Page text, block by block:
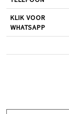
KLIK VOOR
WHATSAPP